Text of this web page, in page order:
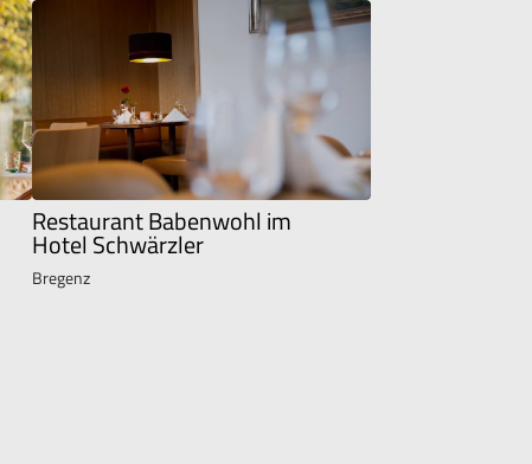
Restaurant Babenwohl im
Hotel Schwärzler
Bregenz